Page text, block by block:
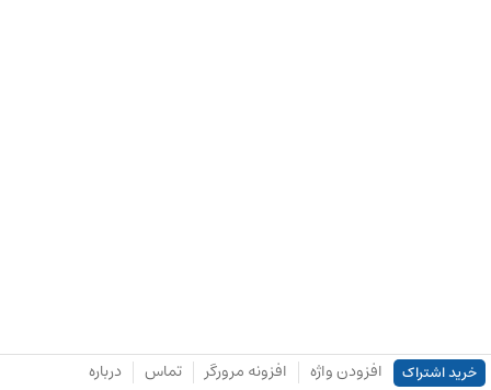
خرید اشتراک افزودن واژه افزونه مرورگر تماس درباره